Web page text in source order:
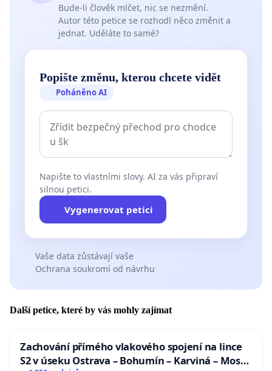
Bude-li člověk mlčet, nic se nezmění.
Autor této petice se rozhodl něco změnit a
jednat. Uděláte to samé?
Popište změnu, kterou chcete vidět
Poháněno AI
Napište to vlastními slovy. AI za vás připraví
silnou petici.
Vygenerovat petici
Vaše data zůstávají vaše
Ochrana soukromí od návrhu
Další petice, které by vás mohly zajímat
Zachování přímého vlakového spojení na lince
S2 v úseku Ostrava – Bohumín – Karviná – Mosty